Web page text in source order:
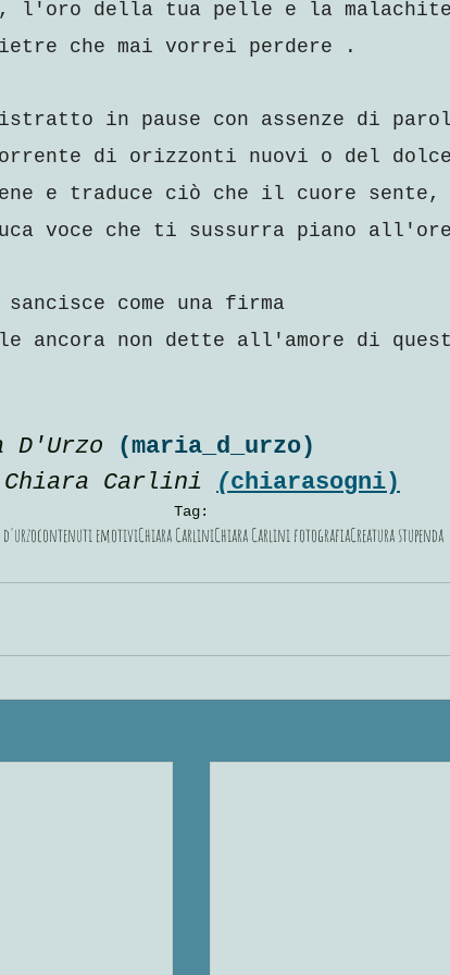
l'oro della tua pelle e la
che mai vorrei perdere .
in pause con assenze di
di orizzonti nuovi o del
e traduce ciò che il cuore sente,
voce che ti sussurra piano
sancisce come una firma
ancora non dette all'amore di
D'Urzo
(maria_d_urzo)
Chiara Carlini (chiarasogni)
Tag:
contenuti emotiviChiara CarliniChiara Carlini fotografiaCreatura stupenda